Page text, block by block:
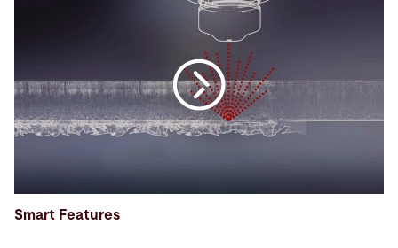
Smart Features